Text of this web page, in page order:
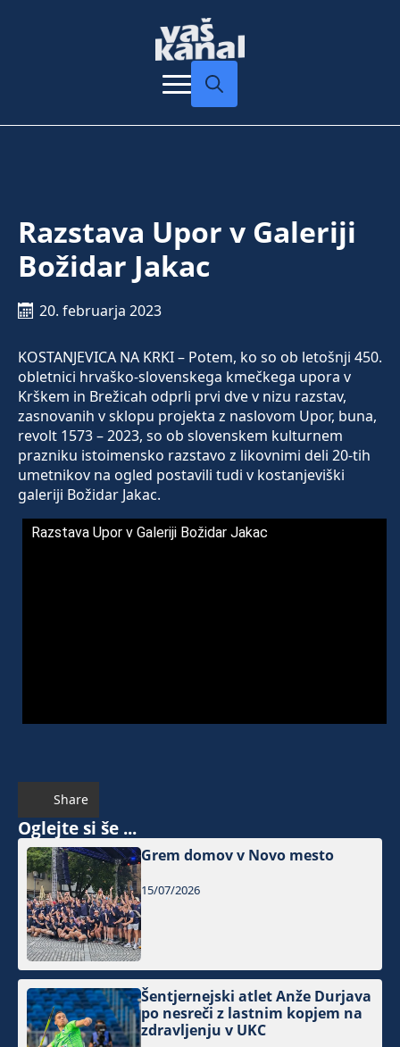
Razstava Upor v Galeriji
Božidar Jakac
20. februarja 2023
KOSTANJEVICA NA KRKI – Potem, ko so ob letošnji 450.
obletnici hrvaško-slovenskega kmečkega upora v
Krškem in Brežicah odprli prvi dve v nizu razstav,
zasnovanih v sklopu projekta z naslovom Upor, buna,
revolt 1573 – 2023, so ob slovenskem kulturnem
prazniku istoimensko razstavo z likovnimi deli 20-tih
umetnikov na ogled postavili tudi v kostanjeviški
galeriji Božidar Jakac.
Razstava Upor v Galeriji Božidar Jakac
Share
Oglejte si še ...
Grem domov v Novo mesto
15/07/2026
Šentjernejski atlet Anže Durjava
po nesreči z lastnim kopjem na
zdravljenju v UKC